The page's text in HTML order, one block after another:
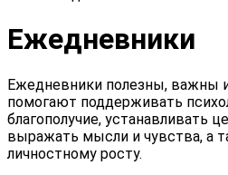
Ежедневники
Ежедневники полезны, важны
помогают поддерживать
благополучие, устанавливать
выражать мысли и чувства, а
личностному росту.